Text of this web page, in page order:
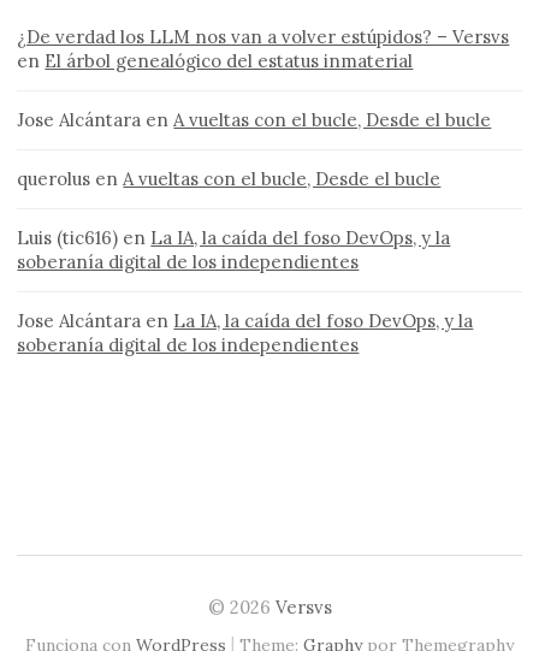
¿De verdad los LLM nos van a volver estúpidos? – Versvs
en El árbol genealógico del estatus inmaterial
Jose Alcántara en A vueltas con el bucle, Desde el bucle
querolus en A vueltas con el bucle, Desde el bucle
Luis (tic616) en La IA, la caída del foso DevOps, y la
soberanía digital de los independientes
Jose Alcántara en La IA, la caída del foso DevOps, y la
soberanía digital de los independientes
© 2026 Versvs
Funciona con WordPress | Theme: Graphypor Themegraphy